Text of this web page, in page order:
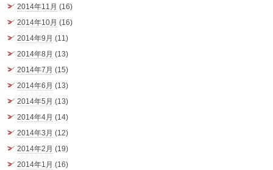
2014年11月 (16)
2014年10月 (16)
2014年9月 (11)
2014年8月 (13)
2014年7月 (15)
2014年6月 (13)
2014年5月 (13)
2014年4月 (14)
2014年3月 (12)
2014年2月 (19)
2014年1月 (16)